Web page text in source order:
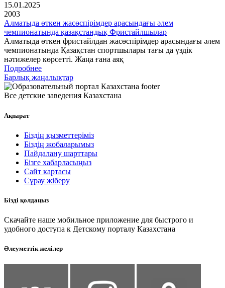
15.01.2025
2003
Алматыда өткен жасөспірімдер арасындағы әлем
чемпионатында қазақстандық Фристайлшылар
Алматыда өткен фристайлдан жасөспірімдер арасындағы әлем
чемпионатында Қазақстан спортшылары тағы да үздік
нәтижелер көрсетті. Жаңа ғана аяқ
Подробнее
Барлық жаңалықтар
Все детские заведения Казахстана
Ақпарат
Біздің қызметтеріміз
Біздің жобаларымыз
Пайдалану шарттары
Бізге хабарласыңыз
Сайт картасы
Сұрау жіберу
Бізді қолдаңыз
Скачайте наше мобильное приложение для быстрого и
удобного доступа к Детскому порталу Казахстана
Әлеуметтік желілер